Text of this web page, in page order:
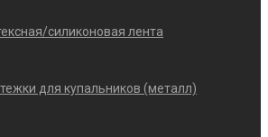
силиконовая лента
для купальников (металл)